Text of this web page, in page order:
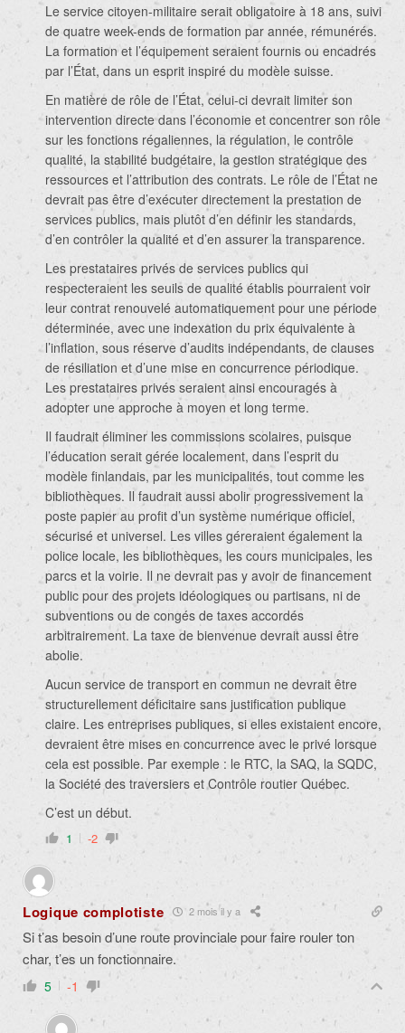
Le service citoyen-militaire serait obligatoire à 18 ans, suivi
de quatre week-ends de formation par année, rémunérés.
La formation et l’équipement seraient fournis ou encadrés
par l’État, dans un esprit inspiré du modèle suisse.
En matière de rôle de l’État, celui-ci devrait limiter son
intervention directe dans l’économie et concentrer son rôle
sur les fonctions régaliennes, la régulation, le contrôle
qualité, la stabilité budgétaire, la gestion stratégique des
ressources et l’attribution des contrats. Le rôle de l’État ne
devrait pas être d’exécuter directement la prestation de
services publics, mais plutôt d’en définir les standards,
d’en contrôler la qualité et d’en assurer la transparence.
Les prestataires privés de services publics qui
respecteraient les seuils de qualité établis pourraient voir
leur contrat renouvelé automatiquement pour une période
déterminée, avec une indexation du prix équivalente à
l’inflation, sous réserve d’audits indépendants, de clauses
de résiliation et d’une mise en concurrence périodique.
Les prestataires privés seraient ainsi encouragés à
adopter une approche à moyen et long terme.
Il faudrait éliminer les commissions scolaires, puisque
l’éducation serait gérée localement, dans l’esprit du
modèle finlandais, par les municipalités, tout comme les
bibliothèques. Il faudrait aussi abolir progressivement la
poste papier au profit d’un système numérique officiel,
sécurisé et universel. Les villes géreraient également la
police locale, les bibliothèques, les cours municipales, les
parcs et la voirie. Il ne devrait pas y avoir de financement
public pour des projets idéologiques ou partisans, ni de
subventions ou de congés de taxes accordés
arbitrairement. La taxe de bienvenue devrait aussi être
abolie.
Aucun service de transport en commun ne devrait être
structurellement déficitaire sans justification publique
claire. Les entreprises publiques, si elles existaient encore,
devraient être mises en concurrence avec le privé lorsque
cela est possible. Par exemple : le RTC, la SAQ, la SQDC,
la Société des traversiers et Contrôle routier Québec.
C’est un début.
1 -2
Logique complotiste 2 mois il y a
Si t’as besoin d’une route provinciale pour faire rouler ton
char, t’es un fonctionnaire.
5 -1